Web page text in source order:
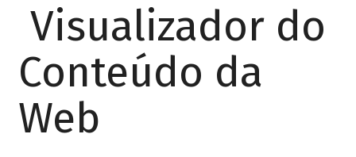
Visualizador do
Conteúdo da
Web